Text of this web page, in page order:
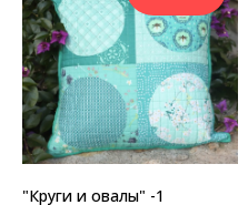
"Круги и овалы" -1